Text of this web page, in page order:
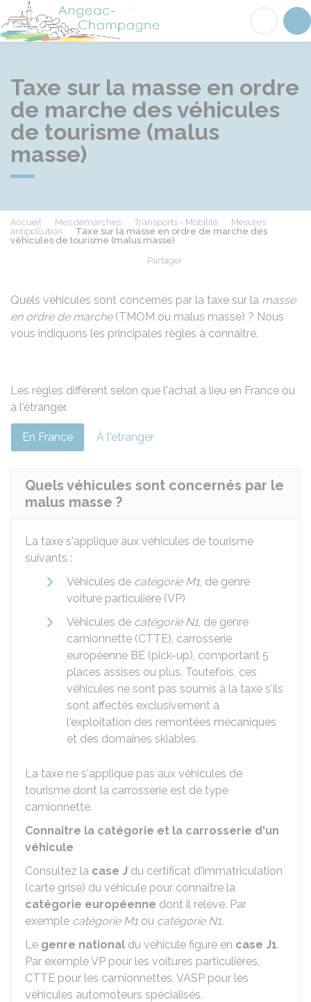
Angeac-Champagne
Taxe sur la masse en ordre
de marche des véhicules
de tourisme (malus
masse)
Accueil Mes démarches Transports - Mobilité
Mesures
antipollution
Taxe sur la masse en ordre de marche des
véhicules de tourisme (malus masse)
Partager
Quels véhicules sont concernés par la taxe sur la masse
en ordre de marche(TMOM ou malus masse) ? Nous
vous indiquons les principales règles à connaître.
Les règles diffèrent selon que l'achat a lieu en France ou
à l'étranger.
En France À l'étranger
Quels véhicules sont concernés par le
malus masse ?
La taxe s'applique aux véhicules de tourisme
suivants :
Véhicules de catégorie M1, de genre
voiture particulière (VP)
Véhicules de catégorie N1, de genre
camionnette (CTTE), carrosserie
européenne BE (pick-up), comportant 5
places assises ou plus. Toutefois, ces
véhicules ne sont pas soumis à la taxe s'ils
sont affectés exclusivement à
l'exploitation des remontées mécaniques
et des domaines skiables.
La taxe ne s'applique pas aux véhicules de
tourisme dont la carrosserie est de type
camionnette.
Connaître la catégorie et la carrosserie d'un
véhicule
Consultez la case J du certificat d'immatriculation
(carte grise) du véhicule pour connaître la
catégorie européenne dont il relève. Par
exemple catégorie M1 ou catégorie N1.
Le genre national du véhicule figure en case J1.
Par exemple VP pour les voitures particulières,
CTTE pour les camionnettes, VASP pour les
véhicules automoteurs spécialisés.